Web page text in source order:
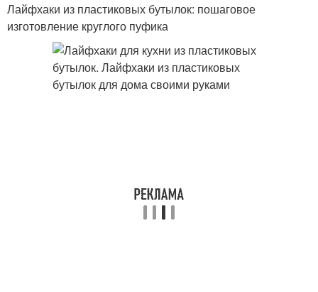
Лайфхаки из пластиковых бутылок: пошаговое
изготовление круглого пуфика